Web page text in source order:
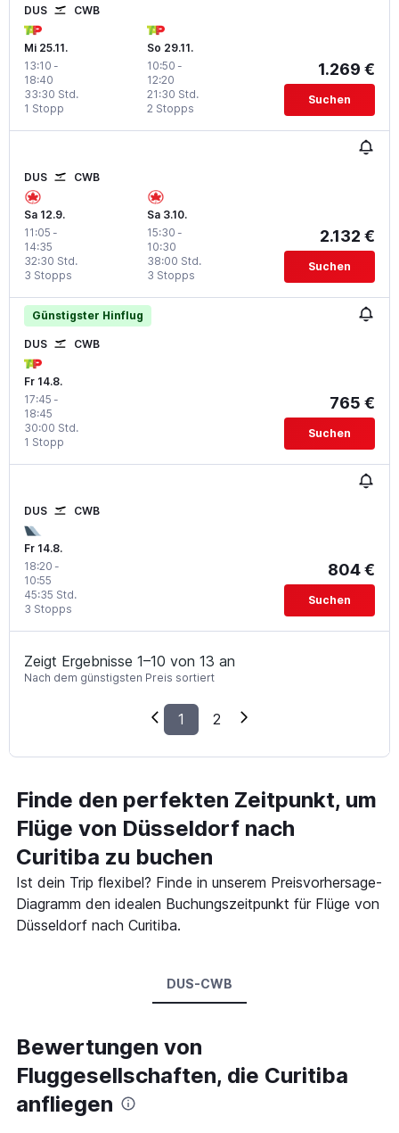
DUS CWB
Mi 25.11.
13:10 -
18:40
1 Stopp
33:30 Std.
So 29.11.
10:50 -
12:20
2 Stopps
21:30 Std.
1.269 €
Suchen
DUS CWB
Sa 12.9.
11:05 -
14:35
3 Stopps
32:30 Std.
Sa 3.10.
15:30 -
10:30
3 Stopps
38:00 Std.
2.132 €
Suchen
Günstigster Hinflug
DUS CWB
Fr 14.8.
17:45 -
18:45
1 Stopp
30:00 Std.
765 €
Suchen
DUS CWB
Fr 14.8.
18:20 -
10:55
3 Stopps
45:35 Std.
804 €
Suchen
Zeigt Ergebnisse 1–10 von 13 an
Nach dem günstigsten Preis sortiert
1 2
Finde den perfekten Zeitpunkt, um
Flüge von Düsseldorf nach
Curitiba zu buchen
Ist dein Trip flexibel? Finde in unserem Preisvorhersage-
Diagramm den idealen Buchungszeitpunkt für Flüge von
Düsseldorf nach Curitiba.
DUS-CWB
Bewertungen von
Fluggesellschaften, die Curitiba
anfliegen